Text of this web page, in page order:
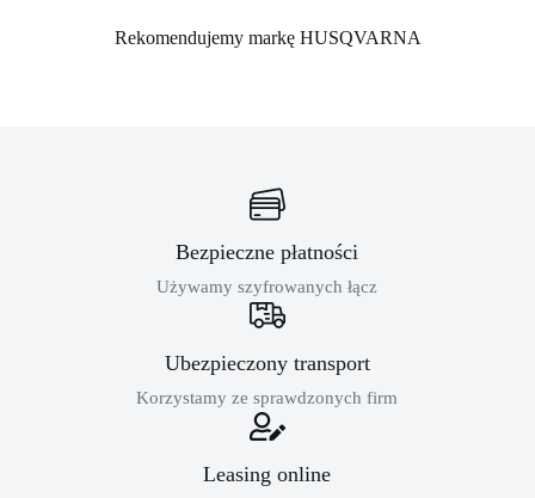
Rekomendujemy markę HUSQVARNA
Bezpieczne płatności
Używamy szyfrowanych łącz
Ubezpieczony transport
Korzystamy ze sprawdzonych firm
Leasing online